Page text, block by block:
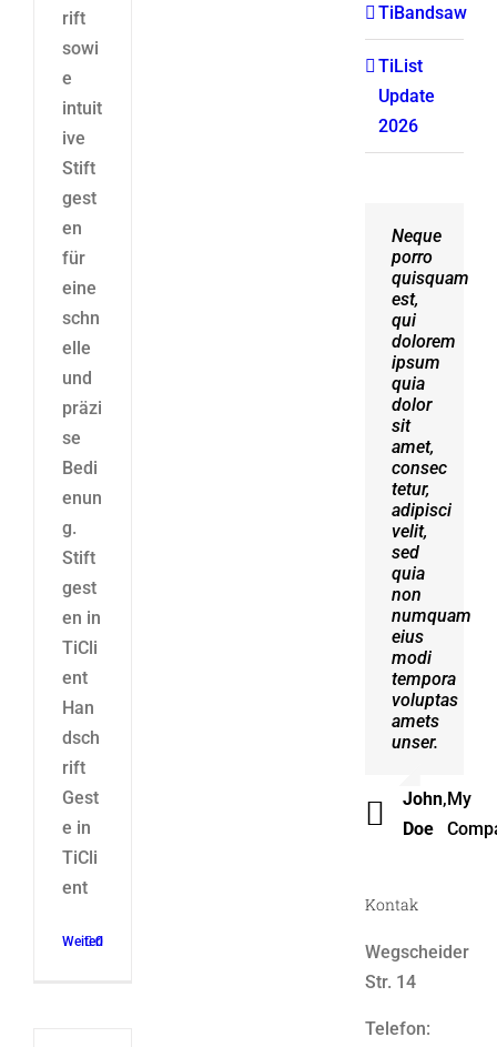
rift
sowi
e
intuit
ive
Stift
gest
en
für
eine
schn
elle
und
präzi
se
Bedi
enun
g.
Stift
gest
en in
TiCli
ent
Han
dsch
rift
Gest
e in
TiCli
ent
Weiterlesen
0
TiBandsaw
TiList
Update
2026
Neque
porro
quisquam
est,
qui
dolorem
ipsum
quia
dolor
sit
amet,
consec
tetur,
adipisci
velit,
sed
quia
non
numquam
eius
modi
tempora
voluptas
amets
unser.
John
Doe
, My
Aliquam
erat
volutpat.
Quisque
at est
id
ligula
facilisis
laoreet
eget
pulvinar
nibh.
Suspendisse
at
ultrices
dui.
Curabitur
ac
felis
arcu
sadips
ipsums
fugiats
nemis.
Beck
Kontak
Wegscheider
Str. 14
Telefon: